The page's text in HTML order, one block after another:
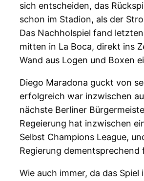
sich entscheiden, das
schon im Stadion, als der
Das Nachholspiel fand
mitten in La Boca, direkt ins
Wand aus Logen und Boxen
Diego Maradona guckt von
erfolgreich war inzwischen
nächste Berliner
Regeierung hat inzwischen
Selbst Champions League,
Regierung
Wie auch immer, da das